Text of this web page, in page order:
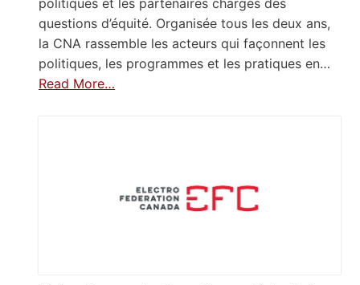
questions d’équité. Organisée tous les deux ans,
la CNA rassemble les acteurs qui façonnent les
politiques, les programmes et les pratiques en…
Read More…